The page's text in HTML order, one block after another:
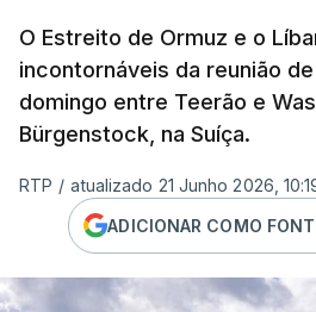
O Estreito de Ormuz e o
incontornáveis da reunião
domingo entre Teerão e
Bürgenstock, na Suíça.
RTP / atualizado 21 Junho 2026,
ADICIONAR COMO